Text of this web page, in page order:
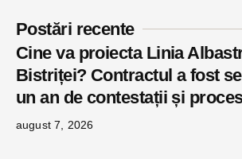
Postări recente
Cine va proiecta Linia
Bistriței? Contractul a fost
un an de contestații și
august 7, 2026